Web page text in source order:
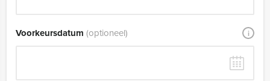
Voorkeursdatum (optioneel) i